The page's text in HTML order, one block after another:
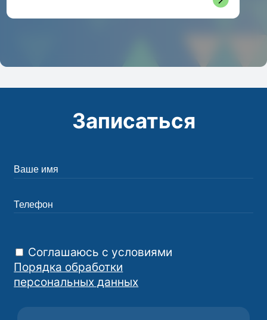
Записаться
Соглашаюсь с условиями
Порядка обработки
персональных данных